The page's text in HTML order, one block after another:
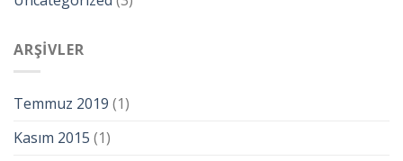
ARŞIVLER
Temmuz 2019 (1)
Kasım 2015 (1)